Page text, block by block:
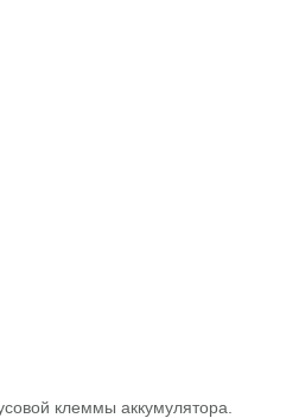
клеммы аккумулятора.